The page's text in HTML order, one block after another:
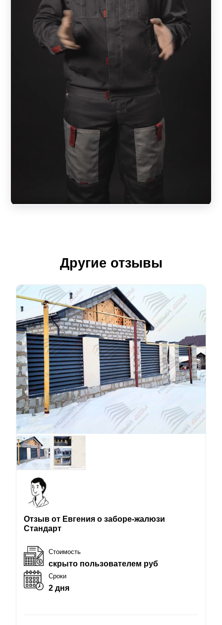
Другие отзывы
Отзыв от Евгения о заборе-жалюзи
Стандарт
Стоимость
скрыто пользователем руб
Сроки
2 дня